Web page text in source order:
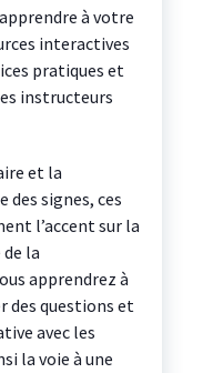
à votre
interactives
pratiques et
instructeurs
et la
des signes, ces
l’accent sur la
la
apprendrez à
des questions et
avec les
la voie à une